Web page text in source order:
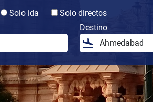
Solo ida
Solo directos
Destino